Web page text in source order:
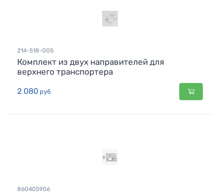
214-518-005
Комплект из двух направителей для
верхнего транспортера
2 080 руб
860405906